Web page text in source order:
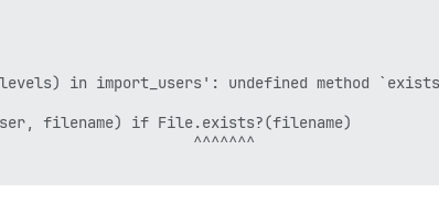
in import_users': undefined method
filename) if File.exists?(filename)
^^^^^^^